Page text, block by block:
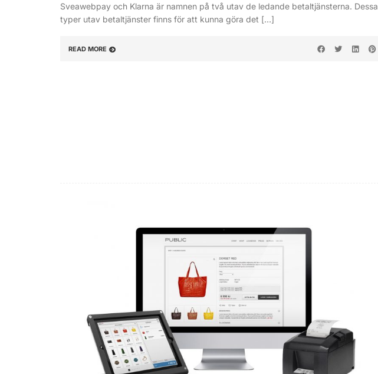
Sveawebpay och Klarna är namnen på två utav de ledande betaltjänsterna. Dessa
typer utav betaltjänster finns för att kunna göra det […]
READ MORE